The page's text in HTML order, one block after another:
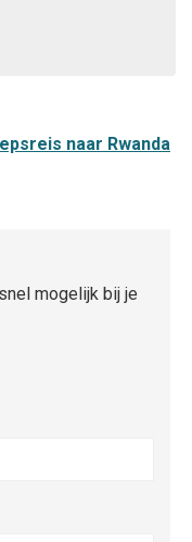
naar Rwanda
mogelijk bij je